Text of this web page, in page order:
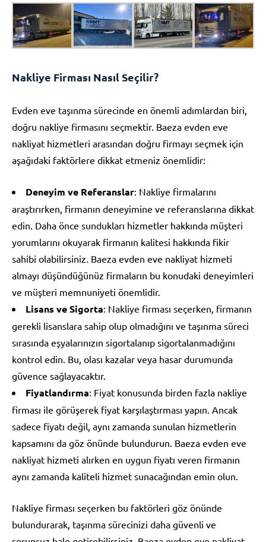
Nakliye Firması Nasıl Seçilir?
Evden eve taşınma sürecinde en önemli adımlardan biri,
doğru nakliye firmasını seçmektir. Baeza evden eve
nakliyat hizmetleri arasından doğru firmayı seçmek için
aşağıdaki faktörlere dikkat etmeniz önemlidir:
Deneyim ve Referanslar: Nakliye firmalarını
araştırırken, firmanın deneyimine ve referanslarına dikkat
edin. Daha önce sundukları hizmetler hakkında müşteri
yorumlarını okuyarak firmanın kalitesi hakkında fikir
sahibi olabilirsiniz. Baeza evden eve nakliyat hizmeti
almayı düşündüğünüz firmaların bu konudaki deneyimleri
ve müşteri memnuniyeti önemlidir.
Lisans ve Sigorta: Nakliye firması seçerken, firmanın
gerekli lisanslara sahip olup olmadığını ve taşınma süreci
sırasında eşyalarınızın sigortalanıp sigortalanmadığını
kontrol edin. Bu, olası kazalar veya hasar durumunda
güvence sağlayacaktır.
Fiyatlandırma: Fiyat konusunda birden fazla nakliye
firması ile görüşerek fiyat karşılaştırması yapın. Ancak
sadece fiyatı değil, aynı zamanda sunulan hizmetlerin
kapsamını da göz önünde bulundurun. Baeza evden eve
nakliyat hizmeti alırken en uygun fiyatı veren firmanın
aynı zamanda kaliteli hizmet sunacağından emin olun.
Nakliye firması seçerken bu faktörleri göz önünde
bulundurarak, taşınma sürecinizi daha güvenli ve